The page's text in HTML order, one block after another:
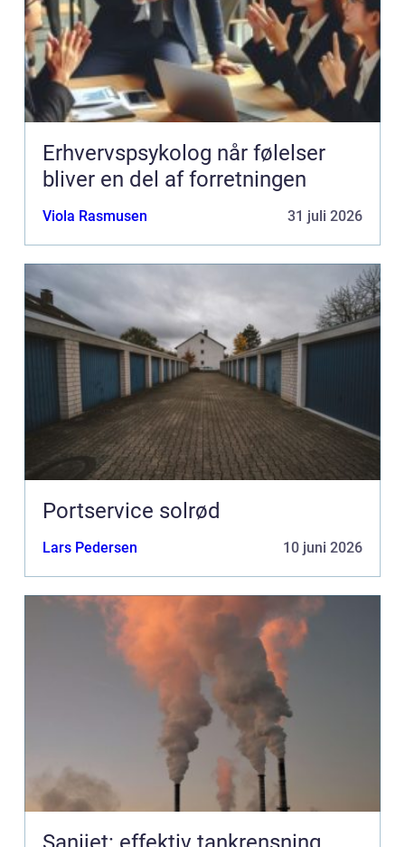
Erhvervspsykolog når følelser
bliver en del af forretningen
Viola Rasmusen 31 juli 2026
Portservice solrød
Lars Pedersen 10 juni 2026